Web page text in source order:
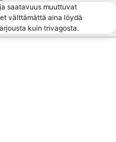
saatavuus muuttuvat
välttämättä aina löydä
kuin trivagosta.